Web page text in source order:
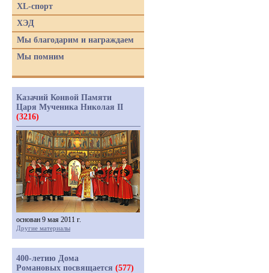
XL-спорт
ХЭД
Мы благодарим и награждаем
Мы помним
Казачий Конвой Памяти
Царя Мученика Николая II
(3216)
основан 9 мая 2011 г.
Другие материалы
400-летию Дома
Романовых посвящается (577)